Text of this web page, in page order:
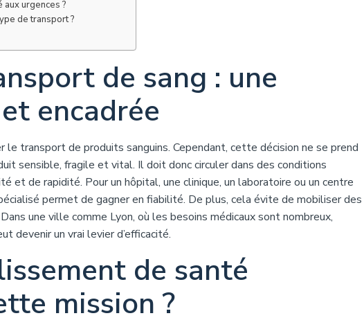
urgences ?
de transport ?
de sang : une
encadrée
transport de produits sanguins. Cependant, cette décision ne se prend
sensible, fragile et vital. Il doit donc circuler dans des conditions
et de rapidité. Pour un hôpital, une clinique, un laboratoire ou un centre
permet de gagner en fiabilité. De plus, cela évite de mobiliser des
une ville comme Lyon, où les besoins médicaux sont nombreux,
devenir un vrai levier d’efficacité.
de santé
mission ?